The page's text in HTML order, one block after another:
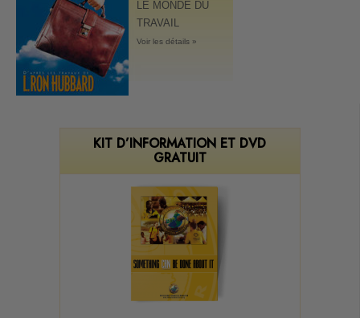
LE MONDE DU
TRAVAIL
Voir les détails »
KIT D’INFORMATION ET DVD
GRATUIT